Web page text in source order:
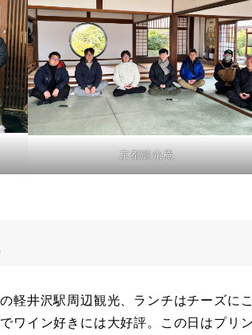
京都源光庵
軽井沢駅周辺観光、ランチはチーズ
ワイン好きには大好評。この日はプ